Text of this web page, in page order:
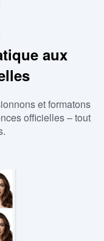
aux
et formatons
officielles – tout